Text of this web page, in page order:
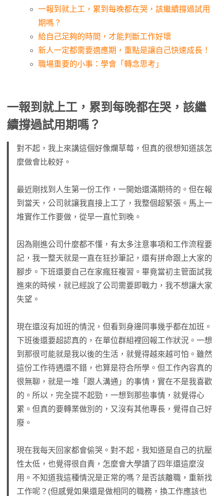
一報到就上工，累到每晚都在哭，該繼續撐過試用
期嗎？
給自己足夠的時間，才能判斷工作好壞
新人一定都需要適應期，重點是讓自己快速成長！
職場重要的小事：學會「轉念思考」
一報到就上工，累到每晚都在哭，該繼
續撐過試用期嗎？
對不起，我上來講這個好像爛草莓，但真的很想知道該怎
麼做會比較好。
最近剛找到人生第一份工作，一開始還滿期待的。但在報
到當天，公司就讓我直接上工了，我整個超緊張。馬上一
堆實作工作要做，從早一直忙到晚。
因為剛進公司什麼都不懂，有太多注意事項和工作流程要
記，我一整天就是一直在狂抄筆記，還有拼命跟上大家的
腳步。下班還要自己在家瘋狂複習。畢竟當初主管面試我
進來的時候，就已經說了公司需要即戰力，我不想讓大家
失望。
現在還沒有加班的情況，但看到身邊同事幾乎都在加班。
下班後還要超認真的，在單位群組裡回報工作狀況。一想
到那很可能就是我以後的生活，就覺得越來越可怕。雖然
這份工作待遇還不錯，也算是符合所學。但工作內容真的
很無聊，就是一堆「跟人溝通」的事情，實在不是我喜歡
的。所以，完全提不起勁，一想到那些事情，就覺得心
累。但真的要轉業做別的，又沒有其他專長，覺得自己好
廢。
現在我每天回家都會偷哭。對不起，我知道是自己的抗壓
性太低，也覺得很自責，怎麼會大學讀了四年還這麼沒
用。不知道我這種情況是正常的嗎？是否該離職，重新找
工作呢？(但感覺如果還是做相同的職務，換工作應該也